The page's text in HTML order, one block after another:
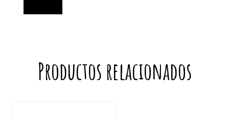
Productos relacionados